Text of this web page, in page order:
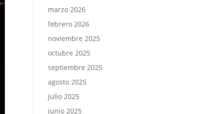
marzo 2026
febrero 2026
noviembre 2025
octubre 2025
septiembre 2025
agosto 2025
julio 2025
junio 2025